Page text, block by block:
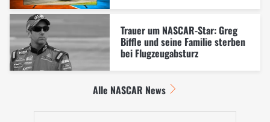
Trauer um NASCAR-Star: Greg
Biffle und seine Familie sterben
bei Flugzeugabsturz
Alle NASCAR News